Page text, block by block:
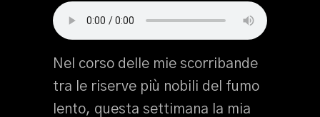
Nel corso delle mie scorribande
tra le riserve più nobili del fumo
lento, questa settimana la mia